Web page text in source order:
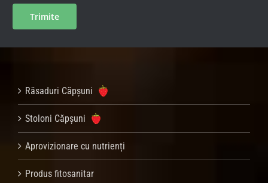
Răsaduri Căpșuni
Stoloni Căpșuni
Aprovizionare cu nutrienți
Produs fitosanitar